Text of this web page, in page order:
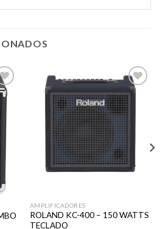
Añadir
a la
lista de
deseos
AMPLIFICADORES
ROLAND KC-400 – 150 WATTS
TECLADO